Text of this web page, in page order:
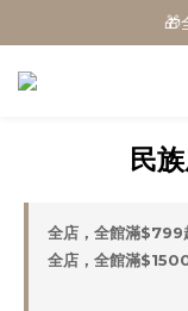
🎁
🎁
🎁
民
全店，全館滿$799
全店，全館滿